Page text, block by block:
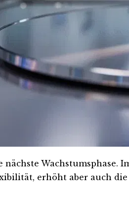
nächste
erhöht aber auch die